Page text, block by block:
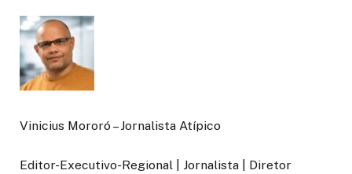
Vinicius Mororó – Jornalista Atípico
Editor-Executivo-Regional | Jornalista | Diretor